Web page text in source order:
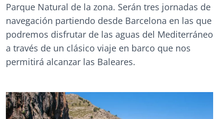
Parque Natural de la zona. Serán tres jornadas de
navegación partiendo desde Barcelona en las que
podremos disfrutar de las aguas del Mediterráneo
a través de un clásico viaje en barco que nos
permitirá alcanzar las Baleares.